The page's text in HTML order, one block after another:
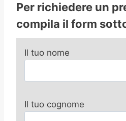
Per richiedere un
compila il form
Il tuo nome
Il tuo cognome